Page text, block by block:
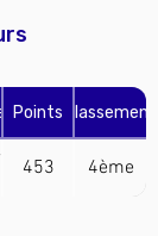
Points Classement
453 4ème